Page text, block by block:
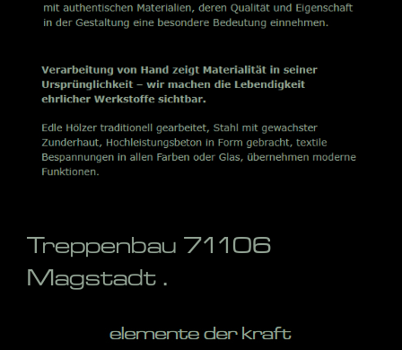
Treppenbau 71106
Magstadt .